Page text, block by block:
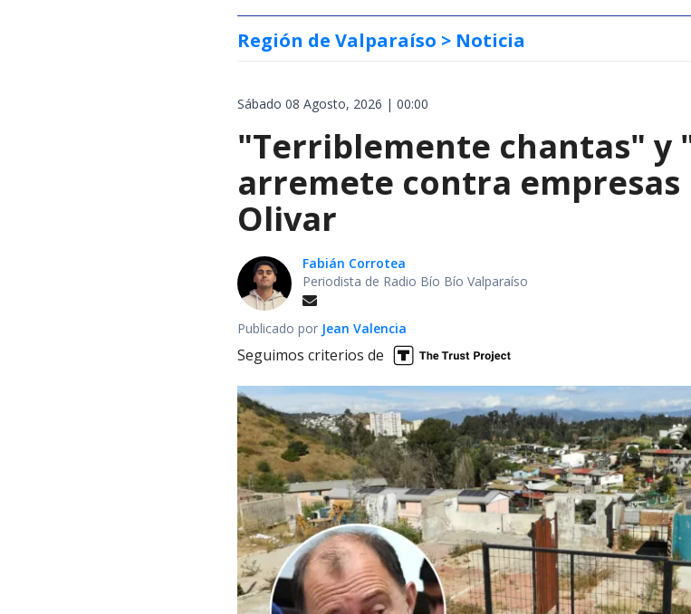
Región de Valparaíso > Noticia
Sábado 08 Agosto, 2026 | 00:00
"Terriblemente chantas" y
arremete contra
Olivar
Fabián Corrotea
Periodista de Radio Bío Bío Valparaíso
Publicado por Jean Valencia
Seguimos criterios de